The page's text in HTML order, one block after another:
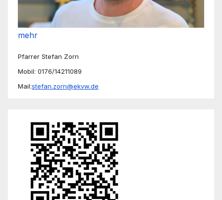
mehr
Pfarrer Stefan Zorn
Mobil: 0176/14211089
Mail:stefan.zorn@ekvw.de